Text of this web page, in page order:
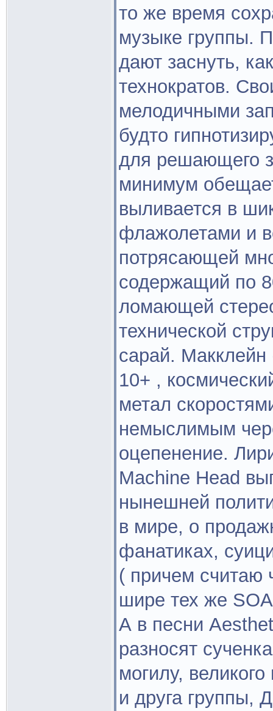
то же время
музыке группы.
дают заснуть,
технократов.
мелодичными
будто
для решающего
минимум
выливается в
флажолетами и
потрясающей
содержащий по
ломающей
технической
сарай.
10+ ,
метал
немыслимым
оцепенение.
Machine Head
нынешней
в мире, о
фанатиках,
( причем считаю
шире тех же
А в песни
разносят
могилу,
и друга группы,